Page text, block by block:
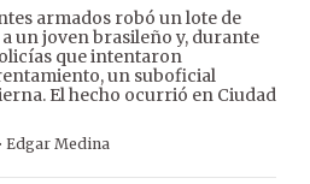
armados robó un lote de
un joven brasileño y, durante
que intentaron
un suboficial
El hecho ocurrió en Ciudad
· Edgar Medina